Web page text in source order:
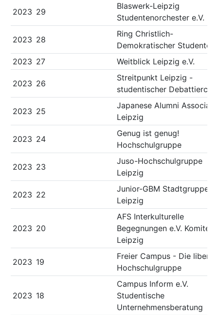
2023 29
Blaswerk-Leipzig
Studentenorchester e.V.
2023 28
Ring Christlich-
Demokratischer Studenten
2023 27 Weitblick Leipzig e.V.
2023 26
Streitpunkt Leipzig -
studentischer
2023 25
Japanese Alumni
Leipzig
2023 24
Genug ist genug!
Hochschulgruppe
2023 23
Juso-Hochschulgruppe
Leipzig
2023 22
Junior-GBM Stadtgruppe
Leipzig
2023 20
AFS Interkulturelle
Begegnungen e.V. Komitee
Leipzig
2023 19
Freier Campus - Die
Hochschulgruppe
2023 18
Campus Inform e.V.
Studentische
Unternehmensberatung